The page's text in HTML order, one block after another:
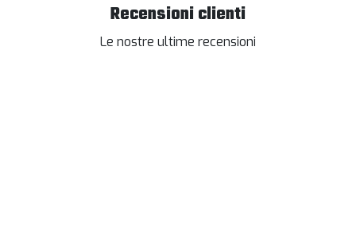
Recensioni clienti
Le nostre ultime recensioni